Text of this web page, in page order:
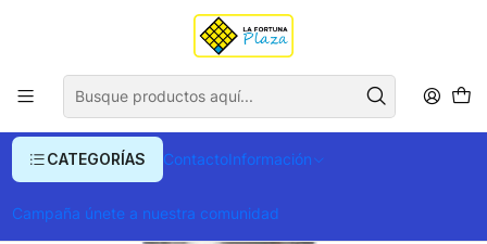
CATEGORÍAS ContactoInformación
Campaña únete a nuestra comunidad
Envío gratis para compras superiores a $ 400.000
Vaso Totto Térmico Mugell 480 ml